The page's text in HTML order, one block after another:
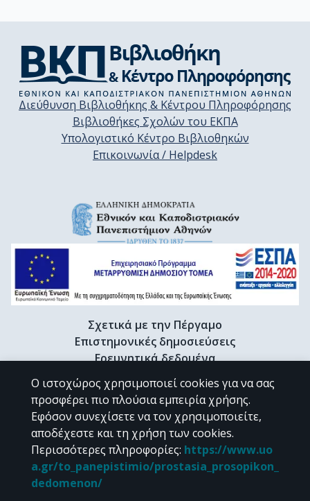
Διεύθυνση Βιβλιοθήκης & Κέντρου Πληροφόρησης
Βιβλιοθήκες Σχολών του ΕΚΠΑ
Υπολογιστικό Κέντρο Βιβλιοθηκών
Επικοινωνία / Helpdesk
Σχετικά με την Πέργαμο
Επιστημονικές δημοσιεύσεις
Ερευνητικά δεδομένα
Διδακτορικές διατριβές & Γκρίζα βιβλιογραφία
Προφίλ Ερευνητή
CC BY-NC 4.0
Εκτός αν αναφέρεται διαφορετικά, το υλικό της "Περγάμου" διατίθεται
Ο ιστοχώρος χρησιμοποιεί cookies για να σας
προσφέρει πιο πλούσια εμπειρία χρήσης.
Εφόσον συνεχίσετε να τον χρησιμοποιείτε,
αποδέχεστε και τη χρήση των cookies.
Περισσότερες πληροφορίες: https://www.uo
a.gr/to_panepistimio/prostasia_prosopikon_
dedomenon/